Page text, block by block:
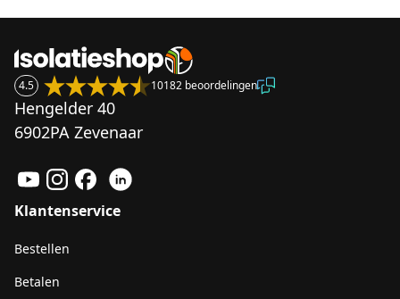
4.5 10182 beoordelingen
Hengelder 40
6902PA Zevenaar
Klantenservice
Bestellen
Betalen